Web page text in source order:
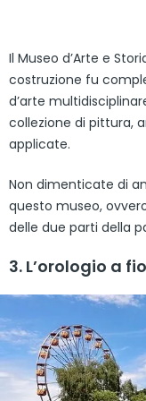
Il Museo d’Arte e
costruzione fu
d’arte
collezione di pittura,
applicate.
Non dimenticate di
questo museo,
delle due parti della
3. L’orologio a